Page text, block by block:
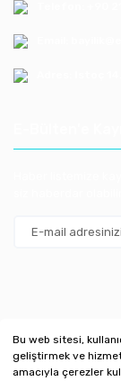
Bu web sitesi,
geliştirmek ve
amacıyla çerezler